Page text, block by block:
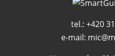
tel.: +420
e-mail: